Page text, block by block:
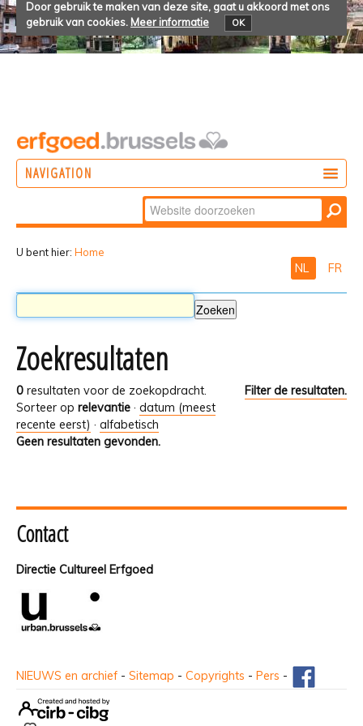
Door gebruik te maken van deze site, gaat u akkoord met ons
gebruik van cookies. Meer informatie OK
NAVIGATION
Zoek
Geavanceerd
U bent hier: Home
NL FR
Zoekresultaten
0 resultaten voor de zoekopdracht.
Filter de resultaten.
Sorteer op relevantie · datum (meest
recente eerst) · alfabetisch
Geen resultaten gevonden.
Contact
Directie Cultureel Erfgoed
NIEUWS en archief - Sitemap - Copyrights - Pers -